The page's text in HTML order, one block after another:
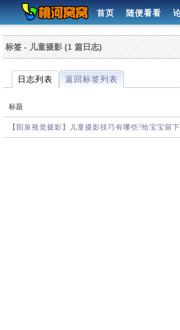
首页 随便看看
标签 - 儿童摄影 (1 篇日志)
日志列表 返回标签列表
标题
【阳泉视觉摄影】儿童摄影技巧有哪些?给宝宝留